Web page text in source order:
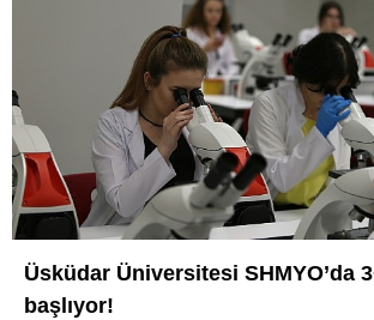
Üsküdar Üniversitesi SHMYO’da
başlıyor!